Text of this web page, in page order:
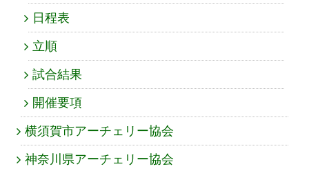
日程表
立順
試合結果
開催要項
横須賀市アーチェリー協会
神奈川県アーチェリー協会